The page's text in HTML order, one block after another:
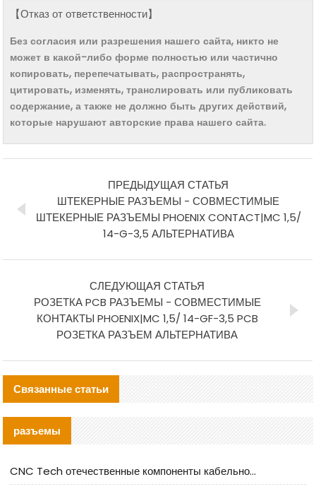
【Отказ от ответственности】
Без согласия или разрешения нашего сайта, никто не
может в какой-либо форме полностью или частично
копировать, перепечатывать, распространять,
цитировать, изменять, транслировать или публиковать
содержание, а также не должно быть других действий,
которые нарушают авторские права нашего сайта.
ПРЕДЫДУЩАЯ СТАТЬЯ
ШТЕКЕРНЫЕ РАЗЪЕМЫ - СОВМЕСТИМЫЕ
ШТЕКЕРНЫЕ РАЗЪЕМЫ PHOENIX CONTACT|MC 1,5/
14-G-3,5 АЛЬТЕРНАТИВА
СЛЕДУЮЩАЯ СТАТЬЯ
РОЗЕТКА PCB РАЗЪЕМЫ - СОВМЕСТИМЫЕ
КОНТАКТЫ PHOENIX|MC 1,5/ 14-GF-3,5 PCB
РОЗЕТКА РАЗЪЕМ АЛЬТЕРНАТИВА
Связанные статьи
разъемы
CNC Tech отечественные компоненты кабельной арматуры оценка и руководство по производственному внедрению